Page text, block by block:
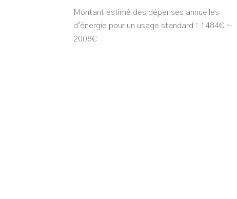
Montant estimé des dépenses annuelles
d'énergie pour un usage standard : 1484€ ~
2008€